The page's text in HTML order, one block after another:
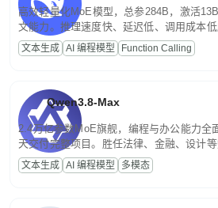
高效轻量化MoE模型，总参284B，激活
文能力。推理速度快、延迟低、调用成本
高并发、轻量化任务，适合日常对话、内容
文案处理等普惠刚需场景。
文本生成 AI 编程模型 Function Calling
Qwen3.8-Max
2.4万亿参数MoE旗舰，编程与办公能力全
天交付完整项目。胜任法律、金融、设计
话端到端交付生产级成果。原生视觉理解贯
程，支持超长文档与长视频的深度语义解析
文本生成 AI 编程模型 多模态